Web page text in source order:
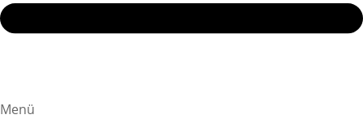
Menü